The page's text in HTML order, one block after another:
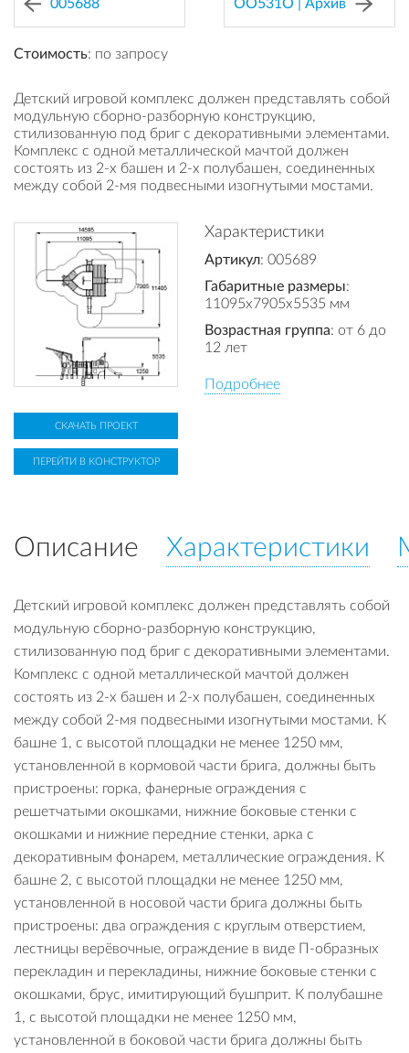
005688 OO531O | Архив
Стоимость: по запросу
Детский игровой комплекс должен представлять собой
модульную сборно-разборную конструкцию,
стилизованную под бриг с декоративными элементами.
Комплекс с одной металлической мачтой должен
состоять из 2-х башен и 2-х полубашен, соединенных
между собой 2-мя подвесными изогнутыми мостами.
Характеристики
Артикул: 005689
Габаритные размеры:
11095x7905x5535 мм
Возрастная группа: от 6 до
12 лет
Подробнее
СКАЧАТЬ ПРОЕКТ
ПЕРЕЙТИ В КОНСТРУКТОР
Описание Характеристики
Детский игровой комплекс должен представлять собой
модульную сборно-разборную конструкцию,
стилизованную под бриг с декоративными элементами.
Комплекс с одной металлической мачтой должен
состоять из 2-х башен и 2-х полубашен, соединенных
между собой 2-мя подвесными изогнутыми мостами. К
башне 1, с высотой площадки не менее 1250 мм,
установленной в кормовой части брига, должны быть
пристроены: горка, фанерные ограждения с
решетчатыми окошками, нижние боковые стенки с
окошками и нижние передние стенки, арка с
декоративным фонарем, металлические ограждения. К
башне 2, с высотой площадки не менее 1250 мм,
установленной в носовой части брига должны быть
пристроены: два ограждения с круглым отверстием,
лестницы верёвочные, ограждение в виде П-образных
перекладин и перекладины, нижние боковые стенки с
окошками, брус, имитирующий бушприт. К полубашне
1, с высотой площадки не менее 1250 мм,
установленной в боковой части брига должны быть